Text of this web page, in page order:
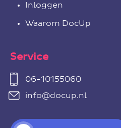
Inloggen
Waarom DocUp
Service
06-10155060
info@docup.nl